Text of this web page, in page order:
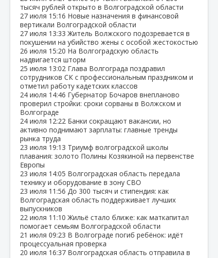
тысяч рублей открыто в Волгоградской области
27 июля 15:16 Новые назначения в финансовой
вертикали Волгоградской области
27 июля 13:33 Житель Волжского подозревается в
покушении на убийство жены с особой жестокостью
26 июля 15:20 На Волгоградскую область
надвигается шторм
25 июля 13:02 Глава Волгограда поздравил
сотрудников СК с профессиональным праздником и
отметил работу кадетских классов
24 июля 14:46 Губернатор Бочаров внепланово
проверил стройки: сроки сорваны в Волжском и
Волгограде
24 июля 12:22 Банки сокращают вакансии, но
активно поднимают зарплаты: главные тренды
рынка труда
23 июля 19:13 Триумф волгоградской школы
плавания: золото Полины Козякиной на первенстве
Европы
23 июля 14:05 Волгоградская область передала
технику и оборудование в зону СВО
23 июля 11:56 До 300 тысяч и стипендия: как
Волгоградская область поддерживает лучших
выпускников
22 июля 11:10 Жильё стало ближе: как маткапитал
помогает семьям Волгоградской области
21 июля 09:23 В Волгограде погиб ребёнок: идёт
процессуальная проверка
20 июля 16:37 Волгоградская область отправила в